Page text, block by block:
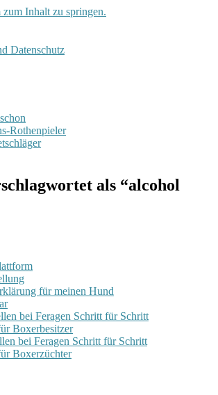
Inhalt zu springen.
Datenschutz
Rothenpieler
als “alcohol
für meinen Hund
bei Feragen Schritt für Schritt
Boxerbesitzer
bei Feragen Schritt für Schritt
Boxerzüchter